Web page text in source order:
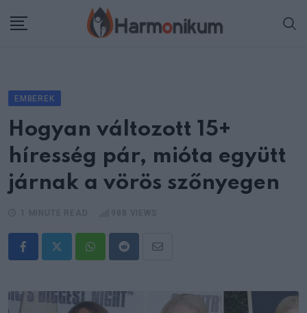
EMBEREK
Hogyan változott 15+
híresség pár, mióta együtt
járnak a vörös szőnyegen
WhatsappRedditShare
Email